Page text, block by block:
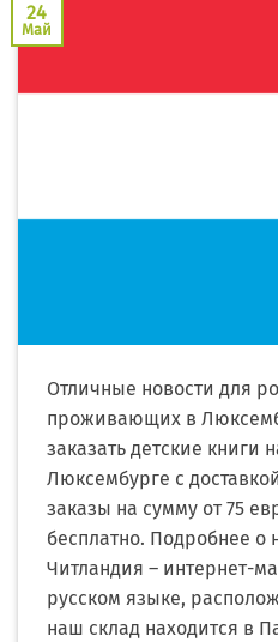
24
Май
Отличные новости для
проживающих в
заказать детские книги
Люксембурге с
заказы на сумму от 75
бесплатно. Подробнее о
Читландия – интернет-
русском языке,
наш склад находится в